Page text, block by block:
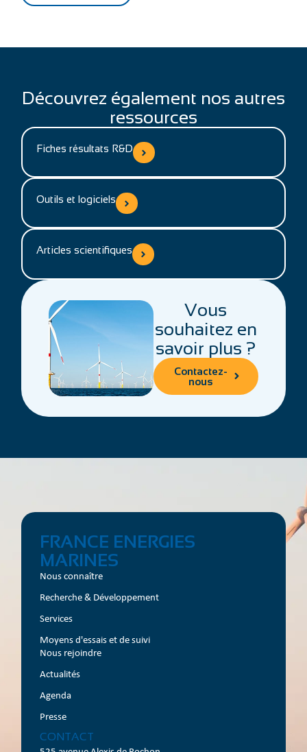
Découvrez également nos autres
ressources
Fiches résultats R&D
Outils et logiciels
Articles scientifiques
Vous
souhaitez en
savoir plus ?
Contactez-
nous
FRANCE ENERGIES
MARINES
Nous connaître
Recherche & Développement
Services
Moyens d'essais et de suivi
Nous rejoindre
Actualités
Agenda
Presse
CONTACT